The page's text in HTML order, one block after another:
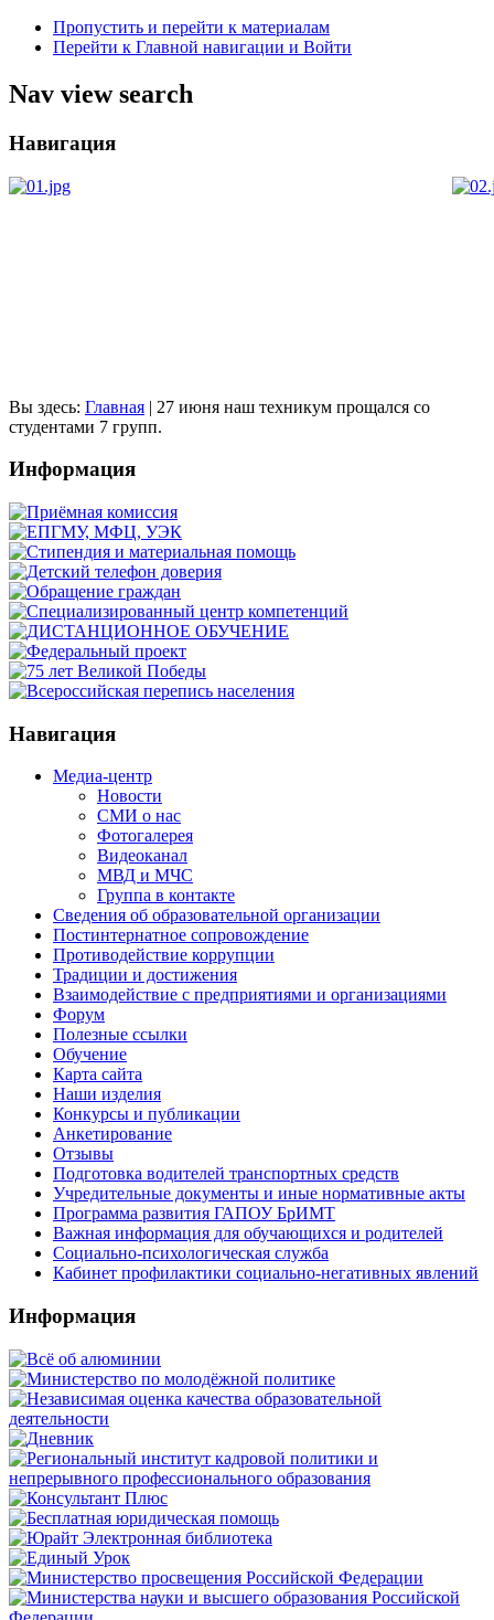
Пропустить и перейти к материалам
Перейти к Главной навигации и Войти
Nav view search
Навигация
Вы здесь: Главная | 27 июня наш техникум прощался со
студентами 7 групп.
Информация
Навигация
Медиа-центр
Новости
СМИ о нас
Фотогалерея
Видеоканал
МВД и МЧС
Группа в контакте
Сведения об образовательной организации
Постинтернатное сопровождение
Противодействие коррупции
Традиции и достижения
Взаимодействие с предприятиями и организациями
Форум
Полезные ссылки
Обучение
Карта сайта
Наши изделия
Конкурсы и публикации
Анкетирование
Отзывы
Подготовка водителей транспортных средств
Учредительные документы и иные нормативные акты
Программа развития ГАПОУ БрИМТ
Важная информация для обучающихся и родителей
Социально-психологическая служба
Кабинет профилактики социально-негативных явлений
Информация